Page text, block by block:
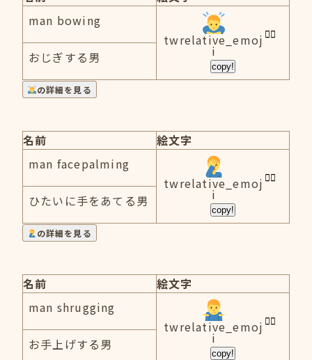
man bowing
twrelative_emoj
i
copy!
おじぎする男
の詳細を見る
名前
絵文字
man facepalming
twrelative_emoj
i
copy!
ひたいに手をあてる男
の詳細を見る
名前
絵文字
man shrugging
twrelative_emoj
i
copy!
お手上げする男